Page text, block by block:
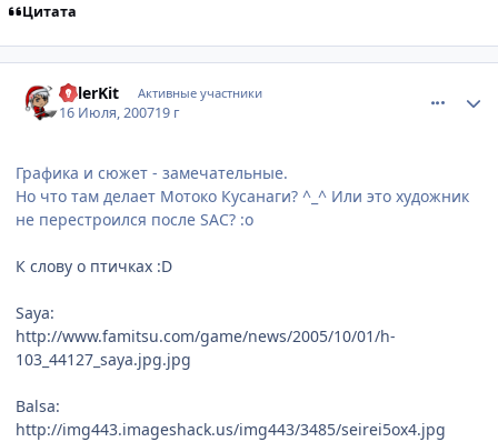
Цитата
killerKit Активные участники
16 Июля, 200719 г
Графика и сюжет - замечательные.
Но что там делает Мотоко Кусанаги? ^_^ Или это художник
не перестроился после SAC? :o
К слову о птичках :D
Saya:
http://www.famitsu.com/game/news/2005/10/01/h-
103_44127_saya.jpg.jpg
Balsa:
http://img443.imageshack.us/img443/3485/seirei5ox4.jpg